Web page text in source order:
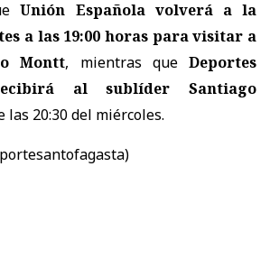
Unión Española volverá a la
a las 19:00 horas para visitar a
Montt, mientras queDeportes
al sublíder Santiago
las 20:30 del miércoles.